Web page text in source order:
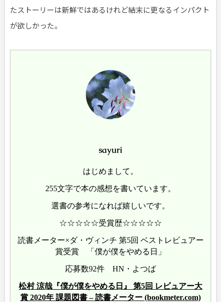
たストーリーは新鮮ではあるけれど結末に更なるインパクト
が欲しかった。
sayuri
はじめまして。
255文字で本の感想を書いています。
選書の参考になれば嬉しいです。
☆☆☆☆☆受賞歴☆☆☆☆☆
読書メーター×ダ・ヴィンチ 第5回 ベストレビュアー
賞受賞 「僕が僕をやめる日」
応募数92件 HN・よつば
松村 涼哉『僕が僕をやめる日』 第5回 レビュアー大
賞 2020年 課題図書 – 読書メーター (bookmeter.com)